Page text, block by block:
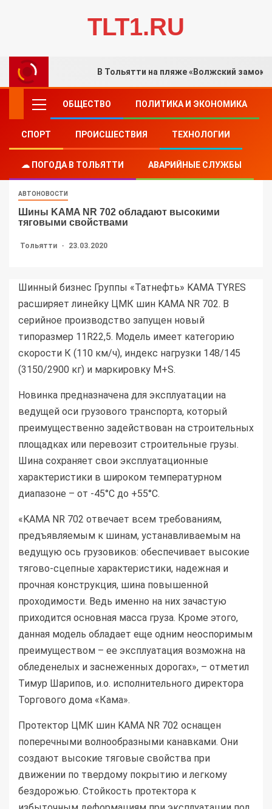
TLT1.RU
В Тольятти на пляже «Волжский
ОБЩЕСТВО ПОЛИТИКА И ЭКОНОМИКА
СПОРТ ПРОИСШЕСТВИЯ ТЕХНОЛОГИИ
☁ ПОГОДА В ТОЛЬЯТТИ АВАРИЙНЫЕ СЛУЖБЫ
АВТОНОВОСТИ
Шины KAMA NR 702 обладают высокими
тяговыми свойствами
Тольятти 23.03.2020
Шинный бизнес Группы «Татнефть» KAMA TYRES
расширяет линейку ЦМК шин KAMA NR 702. В
серийное производство запущен новый
типоразмер 11R22,5. Модель имеет категорию
скорости К (110 км/ч), индекс нагрузки 148/145
(3150/2900 кг) и маркировку M+S.
Новинка предназначена для эксплуатации на
ведущей оси грузового транспорта, который
преимущественно задействован на строительных
площадках или перевозит строительные грузы.
Шина сохраняет свои эксплуатационные
характеристики в широком температурном
диапазоне – от -45°С до +55°С.
«KAMA NR 702 отвечает всем требованиям,
предъявляемым к шинам, устанавливаемым на
ведущую ось грузовиков: обеспечивает высокие
тягово-сцепные характеристики, надежная и
прочная конструкция, шина повышенной
проходимости. Ведь именно на них зачастую
приходится основная масса груза. Кроме этого,
данная модель обладает еще одним неоспоримым
преимуществом – ее эксплуатация возможна на
обледенелых и заснеженных дорогах», – отметил
Тимур Шарипов, и.о. исполнительного директора
Торгового дома «Кама».
Протектор ЦМК шин KAMA NR 702 оснащен
поперечными волнообразными канавками. Они
создают высокие тяговые свойства при
движении по твердому покрытию и легкому
бездорожью. Стойкость протектора к